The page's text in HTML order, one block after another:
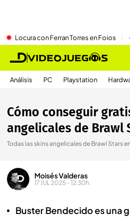
Locura con Ferran Torres en Foios
Análisis PC Playstation
Cómo conseguir
angelicales de Brawl
Todas las skins angelicales de Brawl Stars
Moisés Valderas
17 JUL 2025 - 12:30h.
Buster Bendecido es una